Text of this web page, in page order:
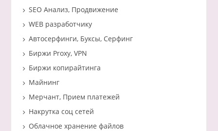
SEO Анализ, Продвижение
WEB разработчику
Автосерфинги, Буксы, Серфинг
Биржи Proxy, VPN
Биржи копирайтинга
Майнинг
Мерчант, Прием платежей
Накрутка соц сетей
Облачное хранение файлов